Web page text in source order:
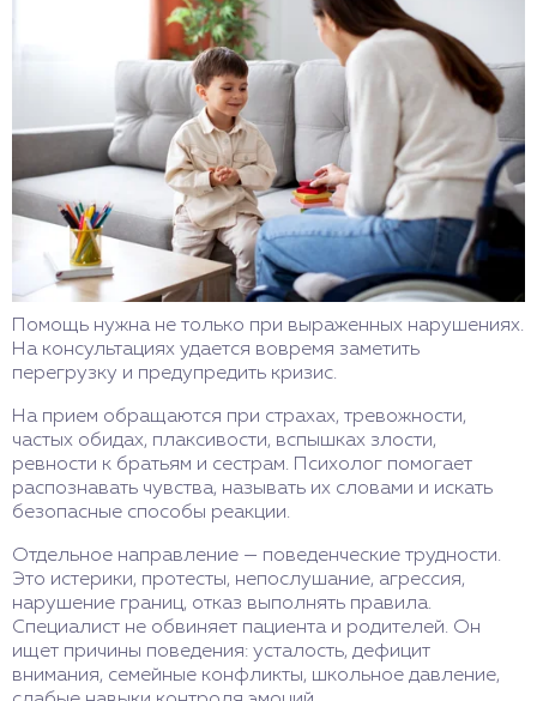
Помощь нужна не только при выраженных нарушениях.
На консультациях удается вовремя заметить
перегрузку и предупредить кризис.
На прием обращаются при страхах, тревожности,
частых обидах, плаксивости, вспышках злости,
ревности к братьям и сестрам. Психолог помогает
распознавать чувства, называть их словами и искать
безопасные способы реакции.
Отдельное направление — поведенческие трудности.
Это истерики, протесты, непослушание, агрессия,
нарушение границ, отказ выполнять правила.
Специалист не обвиняет пациента и родителей. Он
ищет причины поведения: усталость, дефицит
внимания, семейные конфликты, школьное давление,